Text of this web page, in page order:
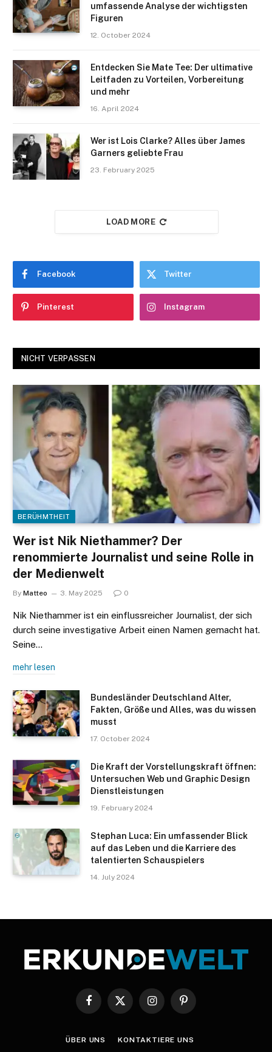
umfassende Analyse der wichtigsten
Figuren
12. October 2024
Entdecken Sie Mate Tee: Der ultimative
Leitfaden zu Vorteilen, Vorbereitung
und mehr
16. April 2024
Wer ist Lois Clarke? Alles über James
Garners geliebte Frau
23. February 2025
LOAD MORE
Facebook Twitter
Pinterest Instagram
NICHT VERPASSEN
BERÜHMTHEIT
Wer ist Nik Niethammer? Der
renommierte Journalist und seine Rolle in
der Medienwelt
By Matteo 3. May 2025 0
Nik Niethammer ist ein einflussreicher Journalist, der sich
durch seine investigative Arbeit einen Namen gemacht hat.
Seine…
mehr lesen
Bundesländer Deutschland Alter,
Fakten, Größe und Alles, was du wissen
musst
17. October 2024
Die Kraft der Vorstellungskraft öffnen:
Untersuchen Web und Graphic Design
Dienstleistungen
19. February 2024
Stephan Luca: Ein umfassender Blick
auf das Leben und die Karriere des
talentierten Schauspielers
14. July 2024
Facebook
X
InstagramPinterest
ÜBER UNS KONTAKTIERE UNS